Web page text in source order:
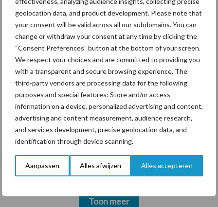
geolocation data, and product development. Please note that
your consent will be valid across all our subdomains. You can
change or withdraw your consent at any time by clicking the
“Consent Preferences” button at the bottom of your screen.
We respect your choices and are committed to providing you
with a transparent and secure browsing experience. The
third-party vendors are processing data for the following
purposes and special features: Store and/or access
information on a device, personalized advertising and content,
advertising and content measurement, audience research,
and services development, precise geolocation data, and
identification through device scanning.
Aanpassen Alles afwijzen Alles accepteren
Themapagina's
Diergezondheid Bemesting Fokkerij
Bedrijfsnieuws
Ligbox &
Voerhekken
Toon meer